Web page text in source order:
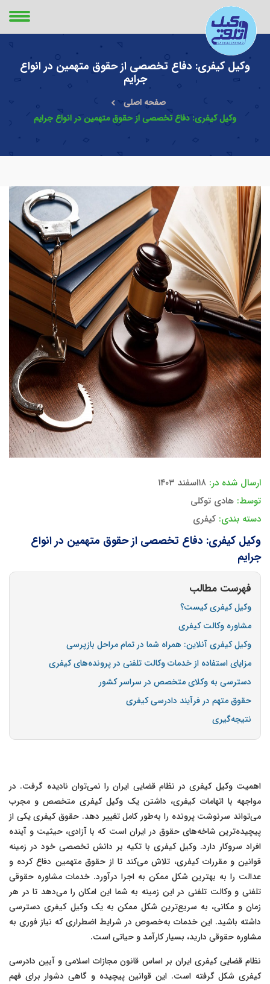
وکیل کیفری: دفاع تخصصی از حقوق متهمین در انواع
جرایم
صفحه اصلی
وکیل کیفری: دفاع تخصصی از حقوق متهمین در انواع جرایم
ارسال شده در: ۱۸اسفند ۱۴۰۳
توسط: هادی توکلی
دسته بندی: کیفری
وکیل کیفری: دفاع تخصصی از حقوق متهمین در انواع
جرایم
فهرست مطالب
وکیل کیفری کیست؟
مشاوره وکالت کیفری
وکیل کیفری آنلاین: همراه شما در تمام مراحل بازپرسی
مزایای استفاده از خدمات وکالت تلفنی در پرونده‌های کیفری
دسترسی به وکلای متخصص در سراسر کشور
حقوق متهم در فرآیند دادرسی کیفری
نتیجه‌گیری
اهمیت وکیل کیفری در نظام قضایی ایران را نمی‌توان نادیده گرفت. در
مواجهه با اتهامات کیفری، داشتن یک وکیل کیفری متخصص و مجرب
می‌تواند سرنوشت پرونده را به‌طور کامل تغییر دهد. حقوق کیفری یکی از
پیچیده‌ترین شاخه‌های حقوق در ایران است که با آزادی، حیثیت و آینده
افراد سروکار دارد. وکیل کیفری با تکیه بر دانش تخصصی خود در زمینه
قوانین و مقررات کیفری، تلاش می‌کند تا از حقوق متهمین دفاع کرده و
عدالت را به بهترین شکل ممکن به اجرا درآورد. خدمات مشاوره حقوقی
تلفنی و وکالت تلفنی در این زمینه به شما این امکان را می‌دهد تا در هر
زمان و مکانی، به سریع‌ترین شکل ممکن به یک وکیل کیفری دسترسی
داشته باشید. این خدمات به‌خصوص در شرایط اضطراری که نیاز فوری به
مشاوره حقوقی دارید، بسیار کارآمد و حیاتی است.
نظام قضایی کیفری ایران بر اساس قانون مجازات اسلامی و آیین دادرسی
کیفری شکل گرفته است. این قوانین پیچیده و گاهی دشوار برای فهم